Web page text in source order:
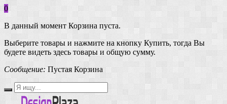
0
В данный момент Корзина пуста.
Выберите товары и нажмите на кнопку Купить, тогда Вы
будете видеть здесь товары и общую сумму.
Сообщение: Пустая Корзина